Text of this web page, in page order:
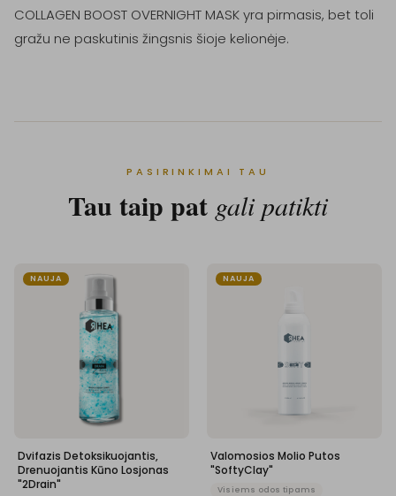
COLLAGEN BOOST OVERNIGHT MASK yra pirmasis, bet toli
PASIRINKIMAI TAU
Tau taip pat gali patikti
NAUJA
Dvifazis Detoksikuojantis,
Drenuojantis Kūno Losjonas
"2Drain"
NAUJA
Valomosios Molio Putos
"SoftyClay"
Visiems odos tipams